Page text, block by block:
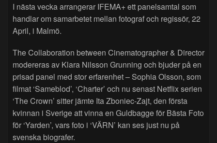
I nästa vecka arrangerar IFEMA+ ett panelsamtal som
handlar om samarbetet mellan fotograf och regissör, 22
April, i Malmö.
The Collaboration between Cinematographer & Director
modereras av Klara Nilsson Grunning och bjuder på en
prisad panel med stor erfarenhet – Sophia Olsson, som
filmat ‘Sameblod’, ‘Charter’ och nu senast Netflix serien
‘The Crown’ sitter jämte Ita Zboniec-Zajt, den första
kvinnan i Sverige att vinna en Guldbagge för Bästa Foto
för ‘Yarden’, vars foto i ‘VÄRN’ kan ses just nu på
svenska biografer.